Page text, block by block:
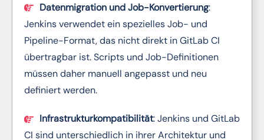
Datenmigration und Job-Konvertierung:
Jenkins verwendet ein spezielles Job- und
Pipeline-Format, das nicht direkt in GitLab CI
übertragbar ist. Scripts und Job-Definitionen
müssen daher manuell angepasst und neu
definiert werden.
Infrastrukturkompatibilität: Jenkins und GitLab
CI sind unterschiedlich in ihrer Architektur und